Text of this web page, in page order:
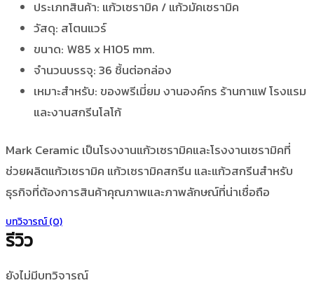
ประเภทสินค้า: แก้วเซรามิค / แก้วมัคเซรามิค
วัสดุ: สโตนแวร์
ขนาด: W85 x H105 mm.
จำนวนบรรจุ: 36 ชิ้นต่อกล่อง
เหมาะสำหรับ: ของพรีเมี่ยม งานองค์กร ร้านกาแฟ โรงแรม
และงานสกรีนโลโก้
Mark Ceramic เป็นโรงงานแก้วเซรามิคและโรงงานเซรามิคที่
ช่วยผลิตแก้วเซรามิค แก้วเซรามิคสกรีน และแก้วสกรีนสำหรับ
ธุรกิจที่ต้องการสินค้าคุณภาพและภาพลักษณ์ที่น่าเชื่อถือ
บทวิจารณ์ (0)
รีวิว
ยังไม่มีบทวิจารณ์